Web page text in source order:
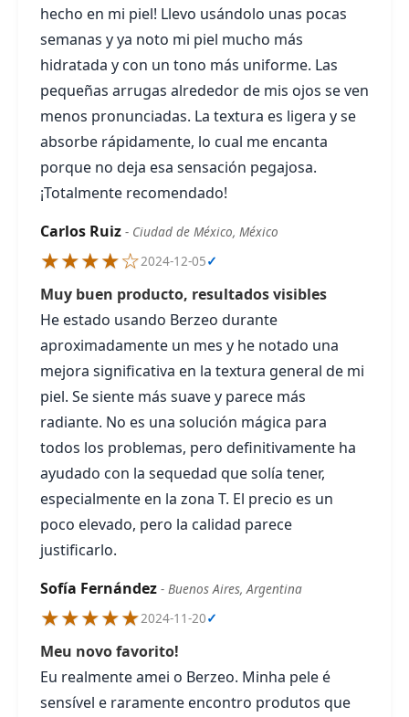
hecho en mi piel! Llevo usándolo unas pocas
semanas y ya noto mi piel mucho más
hidratada y con un tono más uniforme. Las
pequeñas arrugas alrededor de mis ojos se ven
menos pronunciadas. La textura es ligera y se
absorbe rápidamente, lo cual me encanta
porque no deja esa sensación pegajosa.
¡Totalmente recomendado!
Carlos Ruiz - Ciudad de México, México
★★★★☆2024-12-05✓
Muy buen producto, resultados visibles
He estado usando Berzeo durante
aproximadamente un mes y he notado una
mejora significativa en la textura general de mi
piel. Se siente más suave y parece más
radiante. No es una solución mágica para
todos los problemas, pero definitivamente ha
ayudado con la sequedad que solía tener,
especialmente en la zona T. El precio es un
poco elevado, pero la calidad parece
justificarlo.
Sofía Fernández - Buenos Aires, Argentina
★★★★★2024-11-20✓
Meu novo favorito!
Eu realmente amei o Berzeo. Minha pele é
sensível e raramente encontro produtos que